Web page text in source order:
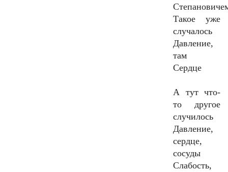
Такое уже
случалось
Давление,
там
Сердце
А тут что-
то другое
случилось
Давление,
сердце,
сосуды
Слабость,